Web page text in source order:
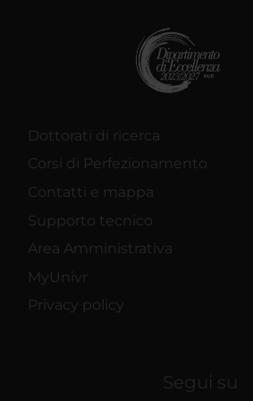
Dottorati di ricerca
Corsi di Perfezionamento
Contatti e mappa
Supporto tecnico
Area Amministrativa
MyUnivr
Privacy policy
Segui su